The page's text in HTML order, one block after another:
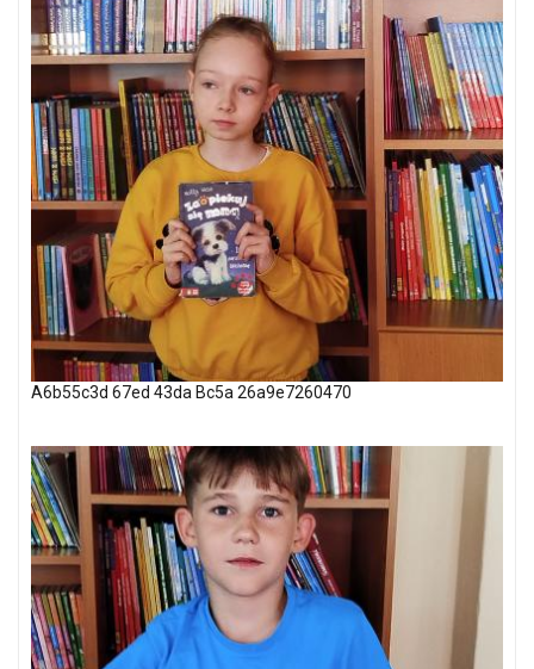
A6b55c3d 67ed 43da Bc5a 26a9e7260470